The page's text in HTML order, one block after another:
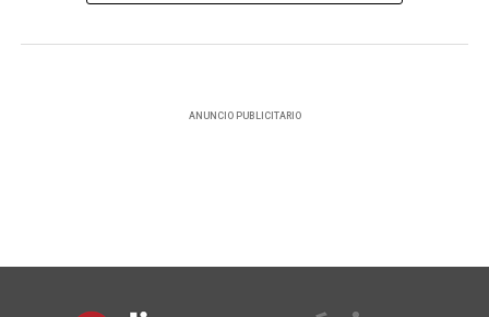
ANUNCIO PUBLICITARIO